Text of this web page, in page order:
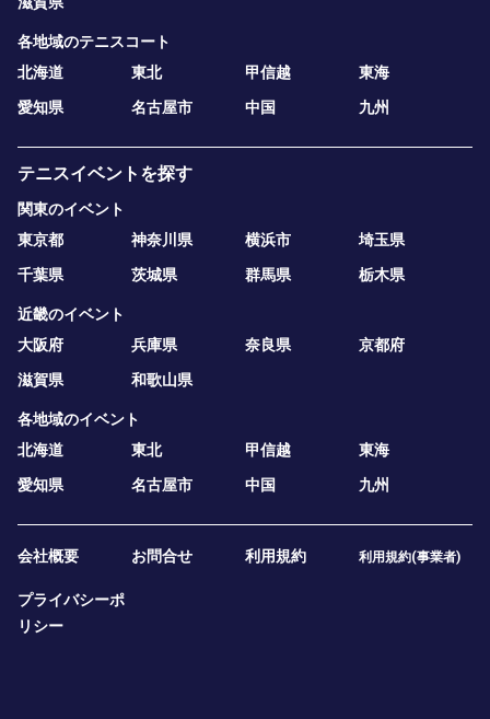
各地域のテニスコート
北海道
東北 甲信越
東海
愛知県
名古屋市 中国 九州
テニスイベントを探す
関東のイベント
東京都
神奈川県 横浜市
埼玉県
千葉県
茨城県 群馬県 栃木県
近畿のイベント
大阪府
兵庫県 奈良県
京都府
滋賀県
和歌山県
各地域のイベント
北海道
東北 甲信越
東海
愛知県
名古屋市 中国 九州
会社概要 お問合せ 利用規約 利用規約(事業者)
プライバシーポ
リシー